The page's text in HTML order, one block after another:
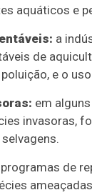
aquáticos e
a
de
e o
em
invasoras,
programas de